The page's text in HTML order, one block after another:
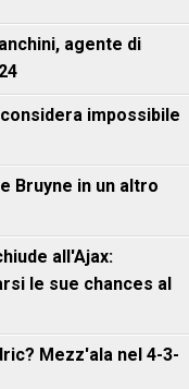
agente di
impossibile
Bruyne in un altro
all'Ajax:
le sue chances al
Mezz'ala nel 4-3-